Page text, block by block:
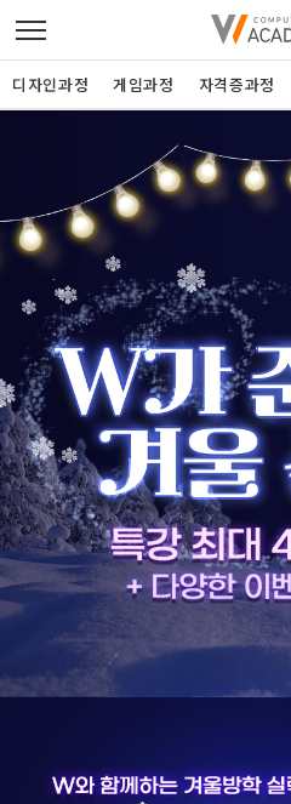
디자인정규과정
디자인단과과정
게임과정
자격증과정
커뮤니티
취업패키지
취업지원센터
고객상담센터
아카데미소개
지점별 홈페이지
디자인과정 게임과정 자격증과정